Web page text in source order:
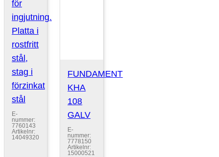
för
ingjutning.
Platta i
rostfritt
stål,
stag i
förzinkat
stål
E-
nummer:
7760143
Artikelnr:
14049320
FUNDAMENT
KHA
108
GALV
E-
nummer:
7778150
Artikelnr:
15000521